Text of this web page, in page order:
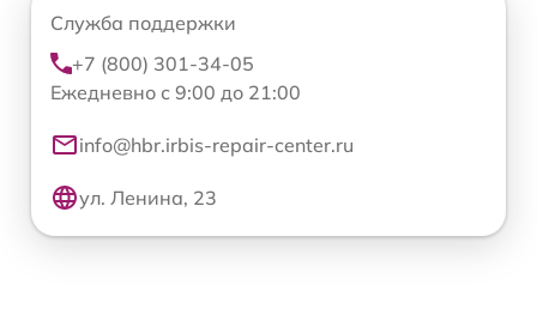
Служба поддержки
+7 (800) 301-34-05
Ежедневно с 9:00 до 21:00
info@hbr.irbis-repair-center.ru
ул. Ленина, 23